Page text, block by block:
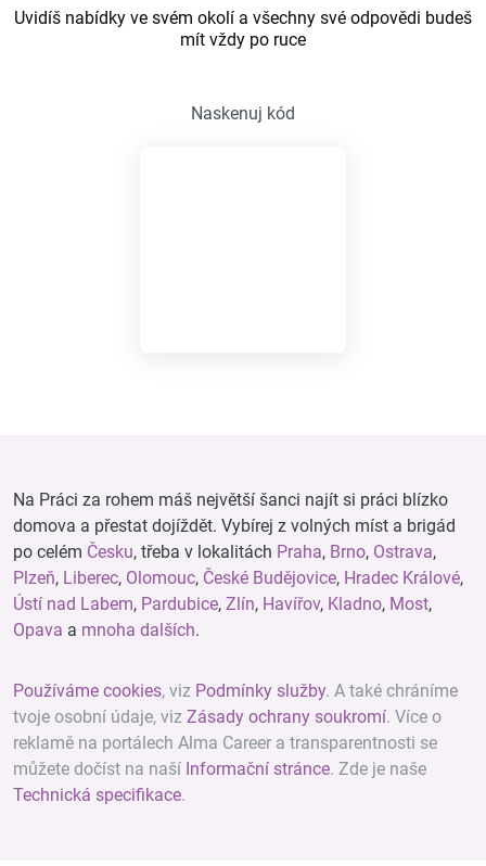
Uvidíš nabídky ve svém okolí a všechny své odpovědi budeš
mít vždy po ruce
Naskenuj kód
Na Práci za rohem máš největší šanci najít si práci blízko
domova a přestat dojíždět. Vybírej z volných míst a brigád
po celém Česku, třeba v lokalitách Praha, Brno, Ostrava,
Plzeň, Liberec, Olomouc, České Budějovice, Hradec Králové,
Ústí nad Labem, Pardubice, Zlín, Havířov, Kladno, Most,
Opava a mnoha dalších.
Používáme cookies, viz Podmínky služby. A také chráníme
tvoje osobní údaje, viz Zásady ochrany soukromí. Více o
reklamě na portálech Alma Career a transparentnosti se
můžete dočíst na naší Informační stránce. Zde je naše
Technická specifikace.